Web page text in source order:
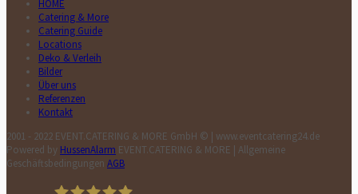
HOME
Catering & More
Catering Guide
Locations
Deko & Verleih
Bilder
Über uns
Referenzen
Kontakt
2001 - 2022 EVENT.CATERING & MORE GmbH © | www.eventcatering24.de
Powered by HussenAlarm EVENT.CATERING & MORE | Allgemeine
Geschäftsbedingungen AGB